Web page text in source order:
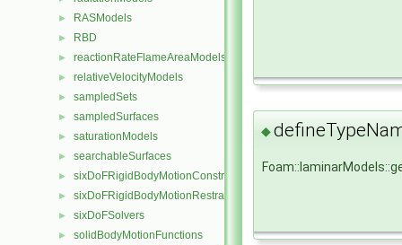
► RASModels
► RBD
► reactionRateFlameAreaModels
► relativeVelocityModels
► sampledSets
► sampledSurfaces
► saturationModels
► searchableSurfaces
► sixDoFRigidBodyMotionConstraints
► sixDoFRigidBodyMotionRestraints
► sixDoFSolvers
► solidBodyMotionFunctions
◆